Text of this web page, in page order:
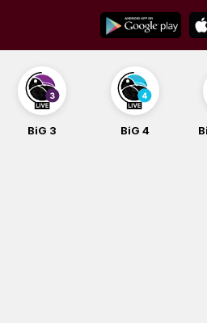
content
BiG 3 BiG 4